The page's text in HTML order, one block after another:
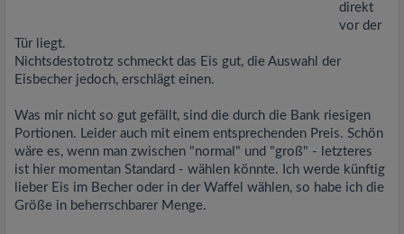
direkt
vor der
Tür liegt.
Nichtsdestotrotz schmeckt das Eis gut, die Auswahl der
Eisbecher jedoch, erschlägt einen.
Was mir nicht so gut gefällt, sind die durch die Bank riesigen
Portionen. Leider auch mit einem entsprechenden Preis. Schön
wäre es, wenn man zwischen "normal" und "groß" - letzteres
ist hier momentan Standard - wählen könnte. Ich werde künftig
lieber Eis im Becher oder in der Waffel wählen, so habe ich die
Größe in beherrschbarer Menge.